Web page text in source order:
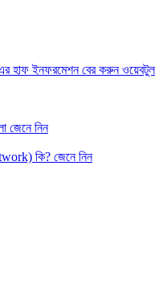
হাফ ইনফরমেশন বের করুন ওয়েবটুল
জেনে নিন
কি? জেনে নিন